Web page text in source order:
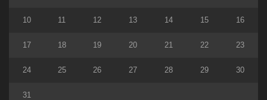
10 11 12 13 14 15 16
17 18 19 20 21 22 23
24 25 26 27 28 29 30
31